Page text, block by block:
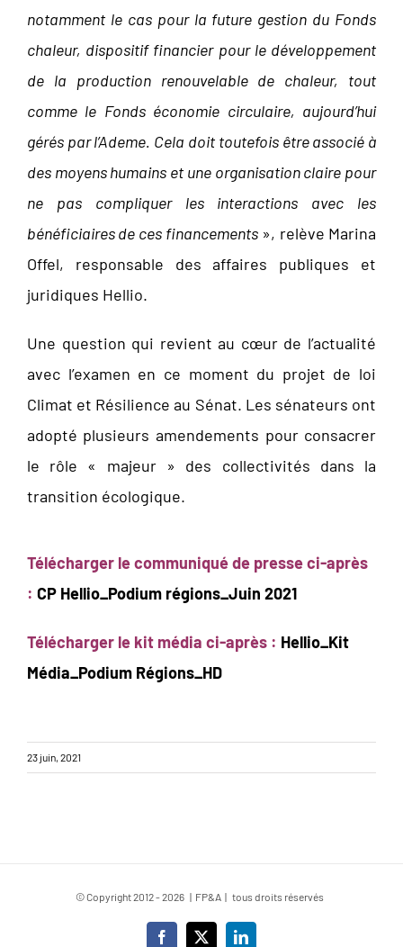
notamment le cas pour la future gestion du Fonds
chaleur, dispositif financier pour le développement
de la production renouvelable de chaleur, tout
comme le Fonds économie circulaire, aujourd’hui
gérés par l’Ademe. Cela doit toutefois être associé à
des moyens humains et une organisation claire pour
ne pas compliquer les interactions avec les
bénéficiaires de ces financements», relève Marina
Offel, responsable des affaires publiques et
juridiques Hellio.
Une question qui revient au cœur de l’actualité
avec l’examen en ce moment du projet de loi
Climat et Résilience au Sénat. Les sénateurs ont
adopté plusieurs amendements pour consacrer
le rôle « majeur » des collectivités dans la
transition écologique.
Télécharger le communiqué de presse ci-après
: CP Hellio_Podium régions_Juin 2021
Télécharger le kit média ci-après : Hellio_Kit
Média_Podium Régions_HD
23 juin, 2021
© Copyright 2012 -2026 | FP&A | tous droits réservés
Facebook
X LinkedIn